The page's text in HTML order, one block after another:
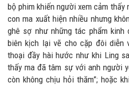
bộ phim khiến người xem cảm thấy
con ma xuất hiện nhiều nhưng
ghê sợ như những tác phẩm
biên kịch lại vẽ cho cặp đôi diễn
thoại đầy hài hước như khi Ling
thấy ma đã tâm sự với anh người
còn không chịu hỏi thăm”; hoặc